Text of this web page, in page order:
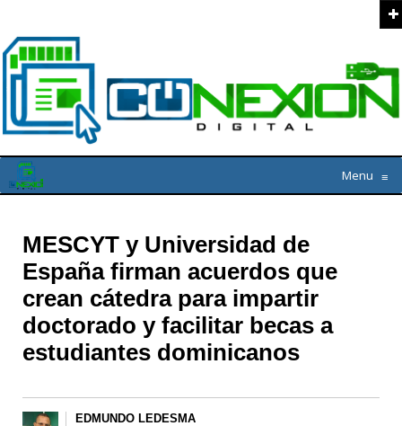
Menu ≡
MESCYT y Universidad de
España firman acuerdos que
crean cátedra para impartir
doctorado y facilitar becas a
estudiantes dominicanos
EDMUNDO LEDESMA